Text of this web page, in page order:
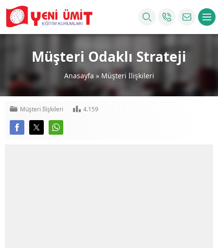
Müşteri Odaklı Strateji
Anasayfa » Müşteri İlişkileri
Müşteri İlişkileri 4.159